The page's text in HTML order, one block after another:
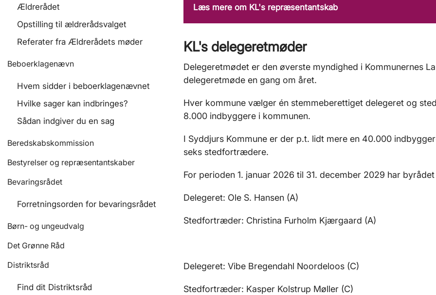
Ældrerådet
Opstilling til ældrerådsvalget
Referater fra Ældrerådets møder
Beboerklagenævn
Hvem sidder i beboerklagenævnet
Hvilke sager kan indbringes?
Sådan indgiver du en sag
Beredskabskommission
Bestyrelser og repræsentantskaber
Bevaringsrådet
Forretningsorden for bevaringsrådet
Børn- og ungeudvalg
Det Grønne Råd
Distriktsråd
Find dit Distriktsråd
Læs mere om KL's repræsentantskab
KL's delegeretmøder
Delegeretmødet er den øverste myndighed i Kommunernes
delegeretmøde en gang om året.
Hver kommune vælger én stemmeberettiget delegeret og
8.000 indbyggere i kommunen.
I Syddjurs Kommune er der p.t. lidt mere en 40.000
seks stedfortrædere.
For perioden 1. januar 2026 til 31. december 2029 har
Delegeret: Ole S. Hansen (A)
Stedfortræder: Christina Furholm Kjærgaard (A)
Delegeret: Vibe Bregendahl Noordeloos (C)
Stedfortræder: Kasper Kolstrup Møller (C)